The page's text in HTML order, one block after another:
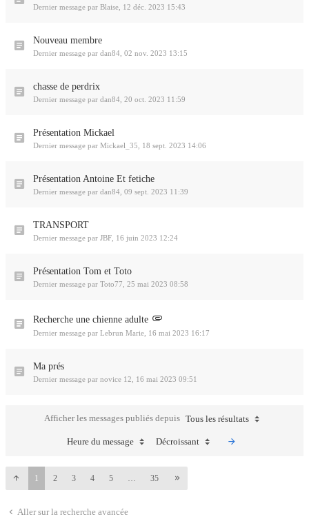
Dernier message par Blaise 12 déc. 2023 15:43
Nouveau membre
Dernier message par dan84 02 nov. 2023 13:15
chasse de perdrix
Dernier message par dan84 20 oct. 2023 11:59
Présentation Mickael
Dernier message par Mickael_35 18 sept. 2023 14:06
Présentation Antoine Et fetiche
Dernier message par dan84 09 sept. 2023 11:39
TRANSPORT
Dernier message par JBF 16 juin 2023 12:24
Présentation Tom et Toto
Dernier message par Toto77 25 mai 2023 08:58
Recherche une chienne adulte
Dernier message par Lebrun Marie 16 mai 2023 16:17
Ma prés
Dernier message par novice 12 16 mai 2023 09:51
Afficher les messages publiés depuis Tous les résultats
Heure du message Décroissant
1 2 3 4 5 … 35
Aller sur la recherche avancée